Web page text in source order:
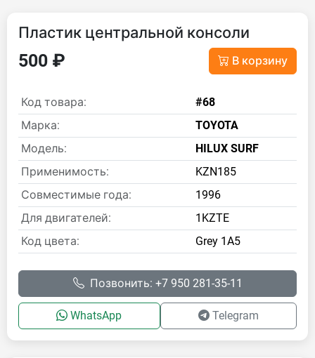
Пластик центральной консоли
500 ₽ В корзину
Код товара:
#68
Марка:
TOYOTA
Модель:
HILUX SURF
Применимость:
KZN185
Совместимые года:
1996
Для двигателей:
1KZTE
Код цвета:
Grey 1A5
Позвонить: +7 950 281-35-11
WhatsApp Telegram